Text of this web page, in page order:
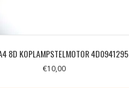
8D KOPLAMPSTELMOTOR 4D0941295
€10,00